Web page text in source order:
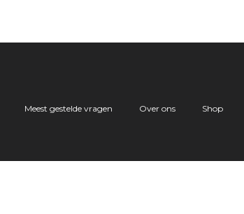
Meest gestelde vragen Over ons Shop